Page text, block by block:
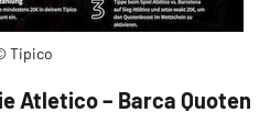
Tipico
Atletico – Barca Quoten